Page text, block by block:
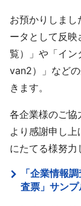
お預かりしま
ータとして反
覧）」や「イ
van2）」など
きます。
各企業様のご
より感謝申し
にたてる様努力
「企業情報
査票」サンプ